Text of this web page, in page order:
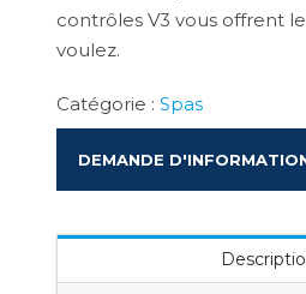
contrôles V3 vous offrent
voulez.
Catégorie :Spas
DEMANDE